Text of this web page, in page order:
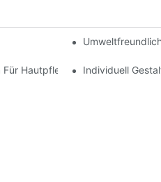
Wahl Für Hochwertige
Für Hautpflegeprodukte
Individuell